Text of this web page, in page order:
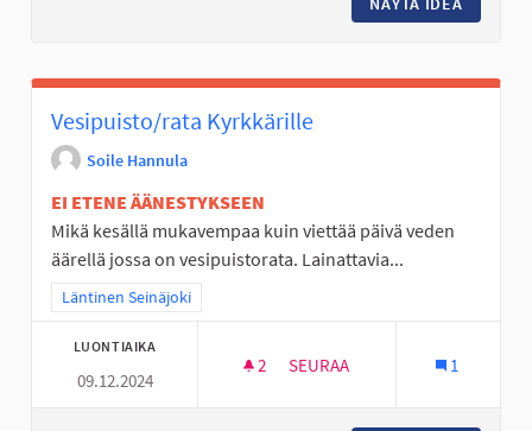
Vesipuisto/rata Kyrkkärille
Soile Hannula
EI ETENE ÄÄNESTYKSEEN
Mikä kesällä mukavempaa kuin viettää päivä veden
äärellä jossa on vesipuistorata. Lainattavia...
Rajaa tulokset teeman mukaan: Läntinen Seinäjoki
Läntinen Seinäjoki
LUONTIAIKA
09.12.2024
2 2 SEURAAJAA
SEURAA 1